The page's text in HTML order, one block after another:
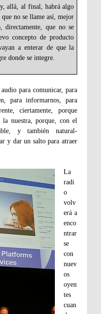
allá, al final, habrá algo
no se llame así, mejor
directamente, que no se
concepto de producto
a enterar de que la
donde se integre.
para comunicar, para
para informarnos, para
ciertamente, porque
la nuestra, porque, con el
y también natural-
y dar un salto para atraer
La
radi
o
volv
erá a
enco
ntrar
se
con
nuev
os
oyen
tes
cuan